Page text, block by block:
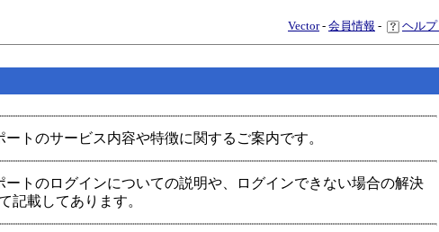
Vector- 会員情報 - ヘルプ
ートのサービス内容や特徴に関するご案内です。
ートのログインについての説明や、ログインできない場合の解決
記載してあります。